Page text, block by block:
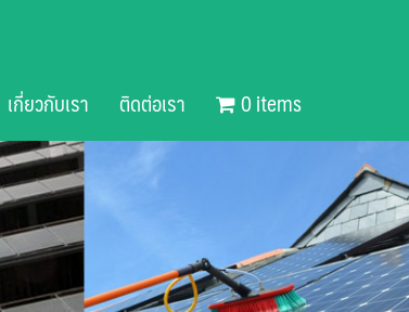
เกี่ยวกับเรา ติดต่อเรา 0 items